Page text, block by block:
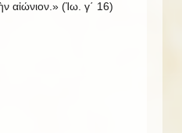
αἰώνιον.» (Ἰω. γ΄ 16)